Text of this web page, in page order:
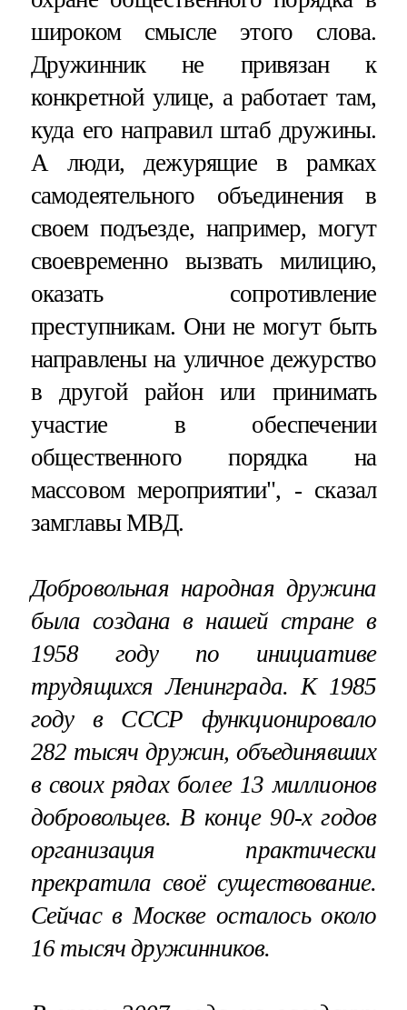
широком смысле этого слова.
Дружинник не привязан к
конкретной улице, а работает там,
куда его направил штаб дружины.
А люди, дежурящие в рамках
самодеятельного объединения в
своем подъезде, например, могут
своевременно вызвать милицию,
оказать сопротивление
преступникам. Они не могут быть
направлены на уличное дежурство
в другой район или принимать
участие в обеспечении
общественного порядка на
массовом мероприятии", - сказал
замглавы МВД.
Добровольная народная дружина
была создана в нашей стране в
1958 году по инициативе
трудящихся Ленинграда. К 1985
году в СССР функционировало
282 тысяч дружин, объединявших
в своих рядах более 13 миллионов
добровольцев. В конце 90-х годов
организация практически
прекратила своё существование.
Сейчас в Москве осталось около
16 тысяч дружинников.